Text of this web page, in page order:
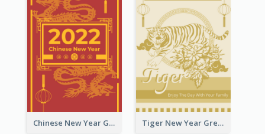
Chinese New Year Greeting Card With Graphic Decorations Tiger New Year Greeting Card With Decorations